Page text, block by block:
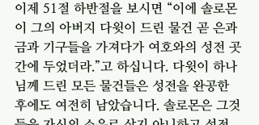
이제 51절 하반절을 보시면 “이에 솔로몬
이 그의 아버지 다윗이 드린 물건 곧 은과
금과 기구들을 가져다가 여호와의 성전 곳
간에 두었더라.”고 하십니다. 다윗이 하나
님께 드린 모든 물건들은 성전을 완공한
후에도 여전히 남았습니다. 솔로몬은 그것